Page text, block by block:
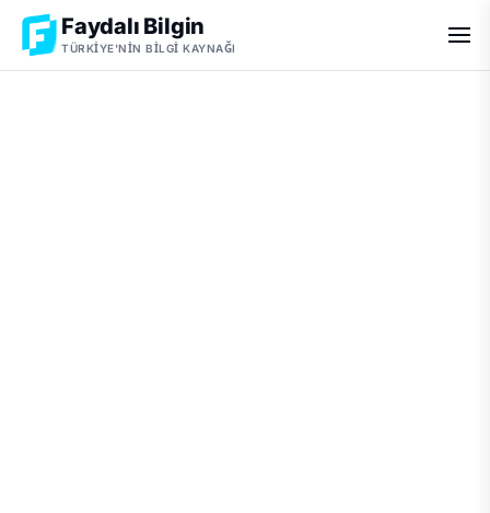
Faydalı Bilgin
TÜRKIYE'NIN BILGI KAYNAĞI